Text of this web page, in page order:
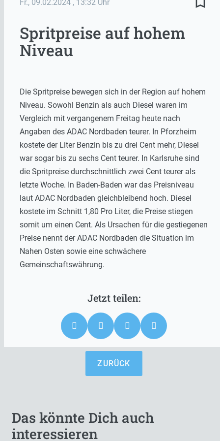
Fr., 09.02.2024 , 13:32 Uhr
Spritpreise auf hohem
Niveau
Die Spritpreise bewegen sich in der Region auf hohem
Niveau. Sowohl Benzin als auch Diesel waren im
Vergleich mit vergangenem Freitag heute nach
Angaben des ADAC Nordbaden teurer. In Pforzheim
kostete der Liter Benzin bis zu drei Cent mehr, Diesel
war sogar bis zu sechs Cent teurer. In Karlsruhe sind
die Spritpreise durchschnittlich zwei Cent teurer als
letzte Woche. In Baden-Baden war das Preisniveau
laut ADAC Nordbaden gleichbleibend hoch. Diesel
kostete im Schnitt 1,80 Pro Liter, die Preise stiegen
somit um einen Cent. Als Ursachen für die gestiegenen
Preise nennt der ADAC Nordbaden die Situation im
Nahen Osten sowie eine schwächere
Gemeinschaftswährung.
ZURÜCK
Das könnte Dich auch
interessieren